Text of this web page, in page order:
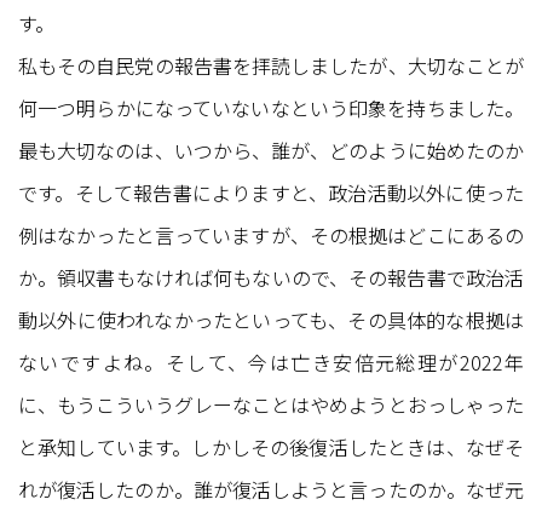
す。
私もその自民党の報告書を拝読しましたが、大切なことが
何一つ明らかになっていないなという印象を持ちました。
最も大切なのは、いつから、誰が、どのように始めたのか
です。そして報告書によりますと、政治活動以外に使った
例はなかったと言っていますが、その根拠はどこにあるの
か。領収書もなければ何もないので、その報告書で政治活
動以外に使われなかったといっても、その具体的な根拠は
ないですよね。そして、今は亡き安倍元総理が2022年
に、もうこういうグレーなことはやめようとおっしゃった
と承知しています。しかしその後復活したときは、なぜそ
れが復活したのか。誰が復活しようと言ったのか。なぜ元